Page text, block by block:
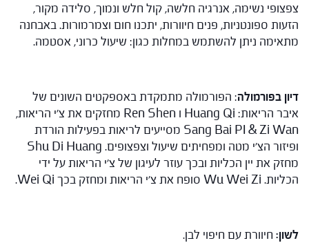
צפצופי נשימה, אנרגיה חלשה, קול חלש ונמוך, סלידה מקור,
הזעות ספונטניות, פנים חיוורות, יתכנו חום וצמרמורות. באבחנה
מתאימה ניתן להשתמש במחלות כגון: שיעול כרוני, אסטמה.
דיון בפורמולה: הפורמולה מתמקדת באספקטים השונים של
איבר הריאות: Huang Qi ו Ren Shen מחזקים את צ'י הריאות,
Sang Bai PI & Zi Wan מסייעים לריאות בפעילות הורדת
ופיזור הצ'י מטה ומפחיתים שיעול וצפצופים. Shu Di Huang
מחזק את יין הכליות ובכך עוזר לעיגון של צ'י הריאות על ידי
הכליות. Wu Wei Zi סופח את צ'י הריאות ומחזק בכך Wei Qi.
לשון: חיוורת עם חיפוי לבן.